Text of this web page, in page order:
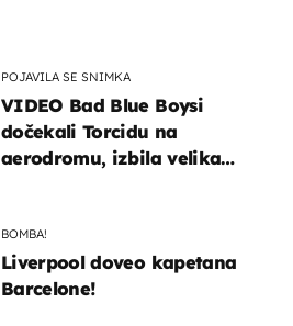
POJAVILA SE SNIMKA
VIDEO Bad Blue Boysi
dočekali Torcidu na
aerodromu, izbila velika
BOMBA!
Liverpool doveo kapetana
Barcelone!